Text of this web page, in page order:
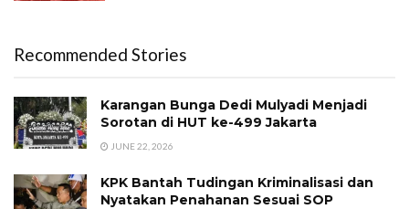
Recommended Stories
Karangan Bunga Dedi Mulyadi Menjadi
Sorotan di HUT ke-499 Jakarta
JUNE 22, 2026
KPK Bantah Tudingan Kriminalisasi dan
Nyatakan Penahanan Sesuai SOP